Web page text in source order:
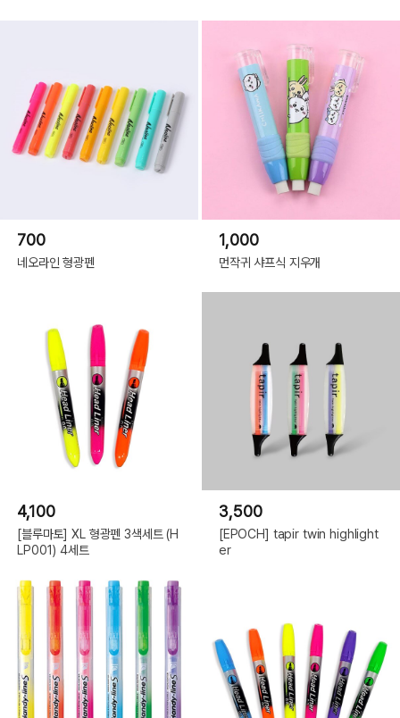
700
네오라인 형광펜
1,000
먼작귀 샤프식 지우개
4,100
[블루마토] XL 형광펜 3색세트 (H
LP001) 4세트
3,500
[EPOCH] tapir twin highlight
er